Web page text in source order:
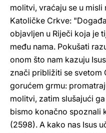
molitvi, vraćaju se u misli
Katoličke Crkve:
objavljen u Riječi koja je
među nama. Pokušati
onom što nam kazuju
znači približiti se svetom
gorućem grmu:
molitvi, zatim slušajući
bismo konačno spoznali
(2598). A kako nas Isus